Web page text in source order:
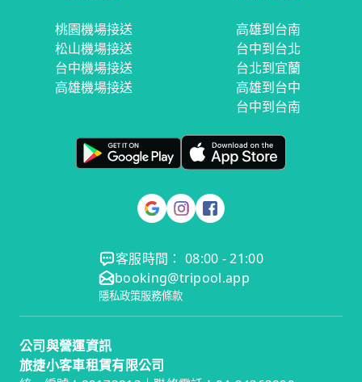
桃園機場接送
松山機場接送
台中機場接送
高雄機場接送
高雄到台南
台中到台北
台北到宜蘭
高雄到台中
台中到台南
客服時間： 08:00 - 21:00
booking@tripool.app
隱私政策服務條款
公司與營運資訊
旅捷小客車租賃有限公司